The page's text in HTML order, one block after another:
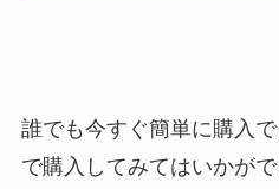
誰でも今すぐ簡単に購入
で購入してみてはいかがで